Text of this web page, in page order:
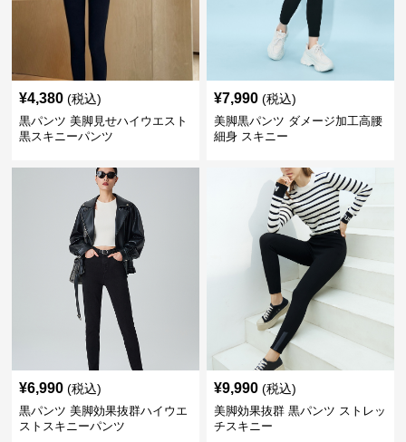
¥4,380 (税込)
黒パンツ 美脚見せハイウエスト
黒スキニーパンツ
¥7,990 (税込)
美脚黒パンツ ダメージ加工高腰
細身 スキニー
¥6,990 (税込)
黒パンツ 美脚効果抜群ハイウエ
ストスキニーパンツ
¥9,990 (税込)
美脚効果抜群 黒パンツ ストレッ
チスキニー